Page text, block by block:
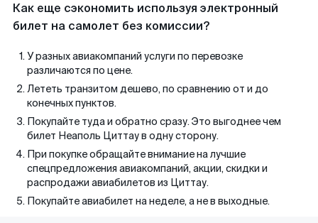
Как еще сэкономить используя электронный
билет на самолет без комиссии?
У разных авиакомпаний услуги по перевозке
различаются по цене.
Лететь транзитом дешево, по сравнению от и до
конечных пунктов.
Покупайте туда и обратно сразу. Это выгоднее чем
билет Неаполь Циттау в одну сторону.
При покупке обращайте внимание на лучшие
спецпредложения авиакомпаний, акции, скидки и
распродажи авиабилетов из Циттау.
Покупайте авиабилет на неделе, а не в выходные.